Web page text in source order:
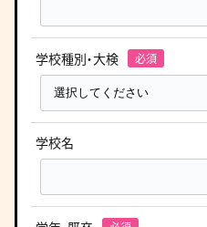
学校種別・大検
学校名